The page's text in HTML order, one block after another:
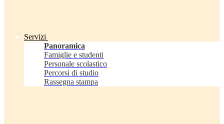
Servizi
Panoramica
Famiglie e studenti
Personale scolastico
Percorsi di studio
Rassegna stampa